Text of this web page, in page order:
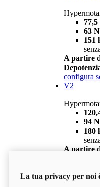
63
151
A partire
configura
V2
94
180
A partire
V2 SP
La tua privacy per noi